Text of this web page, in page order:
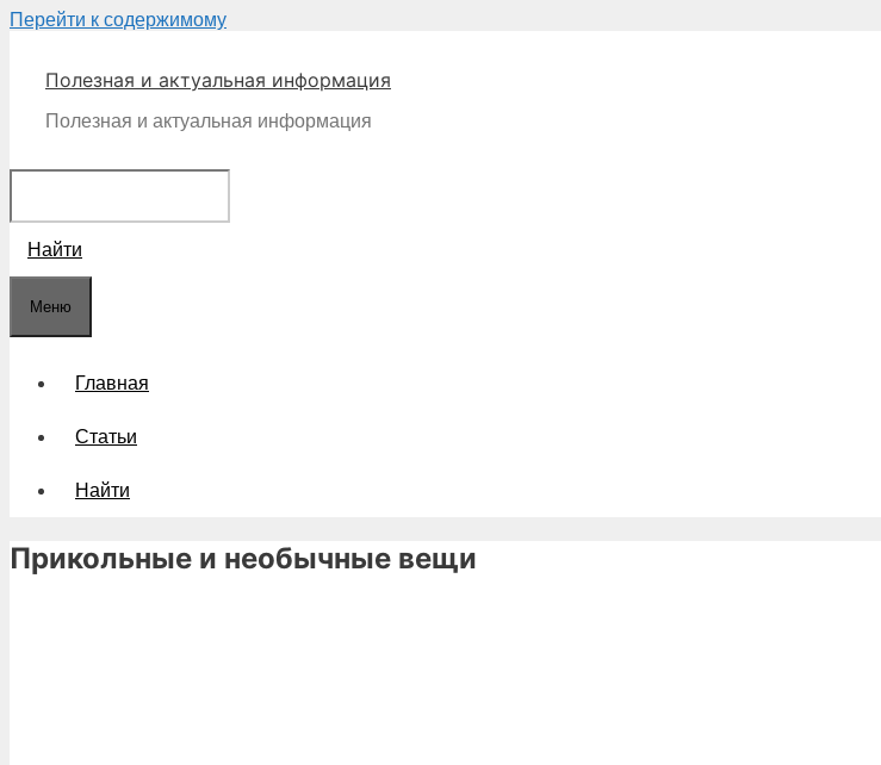
Перейти к содержимому
Полезная и актуальная информация
Полезная и актуальная информация
Найти
Меню
Главная
Статьи
Найти
Прикольные и необычные вещи